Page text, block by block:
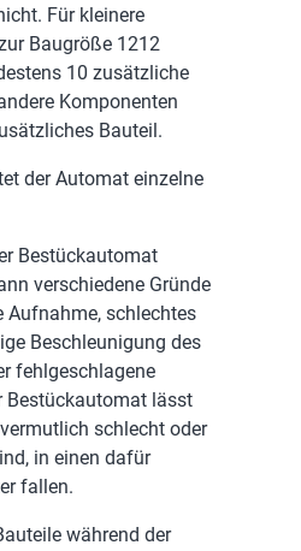
Für kleinere
Baugröße 1212
10 zusätzliche
Komponenten
Bauteil.
der Automat einzelne
Bestückautomat
verschiedene Gründe
Aufnahme, schlechtes
Beschleunigung des
fehlgeschlagene
Bestückautomat lässt
schlecht oder
in einen dafür
fallen.
während der